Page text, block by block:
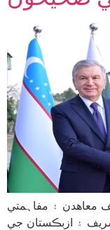
معاهدن ۽ مفاہمتي
۽ ازبڪستان جي